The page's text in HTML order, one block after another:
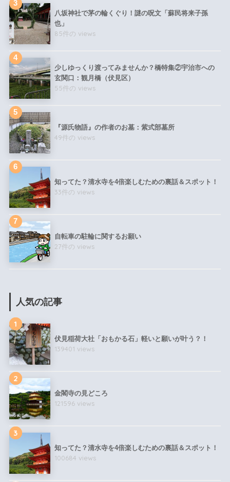
八坂神社で茅の輪くぐり！謎の呪文「蘇民将来子孫
也」
85件の views
少しゆっくり渡ってみませんか？橋特集②宇治市への
玄関口：観月橋（伏見区）
55件の views
『源氏物語』の作者のお墓：紫式部墓所
49件の views
知ってた？清水寺を4倍楽しむための裏話＆スポット！
33件の views
自転車の駐輪に関するお願い
27件の views
人気の記事
1
伏見稲荷大社「おもかる石」軽いと願いが叶う？！
139401 views
2
金閣寺の見どころ
121596 views
3
知ってた？清水寺を4倍楽しむための裏話＆スポット！
100684 views